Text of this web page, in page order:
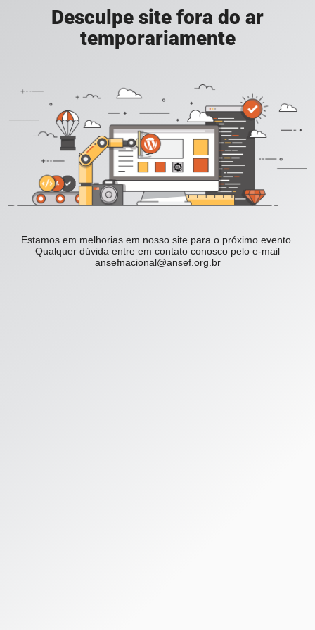
Desculpe site fora do ar
temporariamente
Estamos em melhorias em nosso site para o próximo evento.
Qualquer dúvida entre em contato conosco pelo e-mail
ansefnacional@ansef.org.br